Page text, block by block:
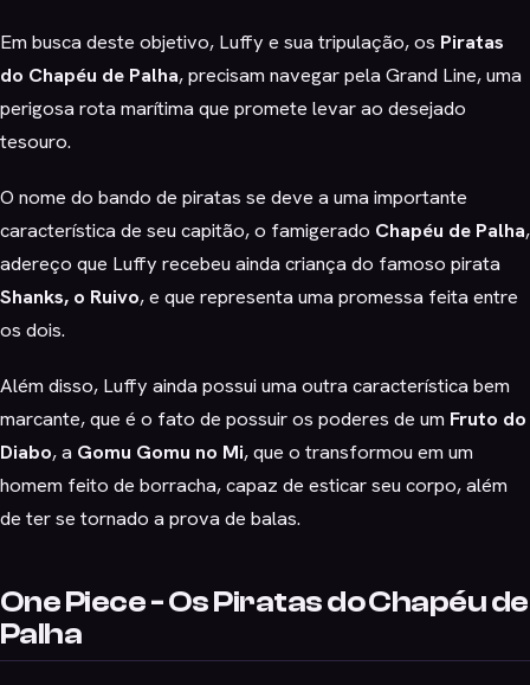
Em busca deste objetivo, Luffy e sua tripulação, os Piratas
do Chapéu de Palha, precisam navegar pela Grand Line, uma
perigosa rota marítima que promete levar ao desejado
tesouro.
O nome do bando de piratas se deve a uma importante
característica de seu capitão, o famigerado Chapéu de Palha,
adereço que Luffy recebeu ainda criança do famoso pirata
Shanks, o Ruivo, e que representa uma promessa feita entre
os dois.
Além disso, Luffy ainda possui uma outra característica bem
marcante, que é o fato de possuir os poderes de um Fruto do
Diabo, a Gomu Gomu no Mi, que o transformou em um
homem feito de borracha, capaz de esticar seu corpo, além
de ter se tornado a prova de balas.
One Piece - Os Piratas do Chapéu de
Palha